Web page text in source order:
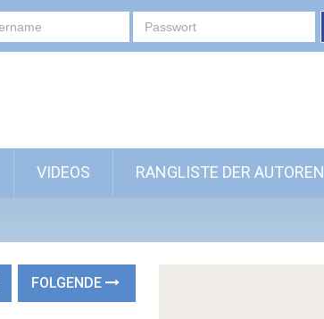
VIDEOS RANGLISTE DER AUTOREN
FOLGENDE